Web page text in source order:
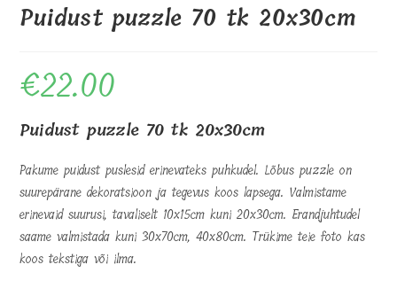
Puidust puzzle 70 tk 20x30cm
€22.00
Puidust puzzle 70 tk 20x30cm
Pakume puidust puslesid erinevateks puhkudel. Lõbus puzzle on
suurepärane dekoratsioon ja tegevus koos lapsega. Valmistame
erinevaid suurusi, tavaliselt 10x15cm kuni 20x30cm. Erandjuhtudel
saame valmistada kuni 30x70cm, 40x80cm. Trükime teie foto kas
koos tekstiga või ilma.